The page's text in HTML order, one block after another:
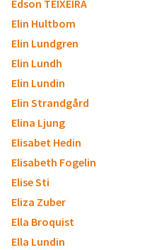
Edson TEIXEIRA
Elin Hultbom
Elin Lundgren
Elin Lundh
Elin Lundin
Elin Strandgård
Elina Ljung
Elisabet Hedin
Elisabeth Fogelin
Elise Sti
Eliza Zuber
Ella Broquist
Ella Lundin